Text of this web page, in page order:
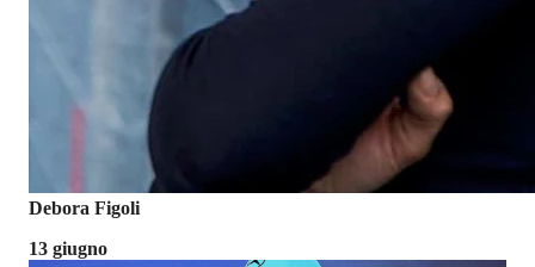
Debora Figoli
13 giugno